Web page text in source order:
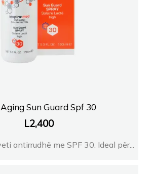
Sun Guard Spf 30
L2,400
antirrudhë me SPF 30. Ideal për...